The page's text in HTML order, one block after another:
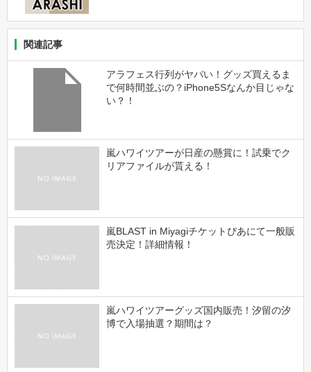
関連記事
アラフェス行列がヤバい！グッズ買えるま
で何時間並ぶの？iPhone5Sなんか目じゃな
い？！
嵐ハワイツアーが日産の懸賞に！試乗でク
リアファイルが貰える！
嵐BLAST in Miyagiチケットぴあにて一般販
売決定！詳細情報！
嵐ハワイツアーグッズ国内販売！汐留の汐
博で入場抽選？期間は？